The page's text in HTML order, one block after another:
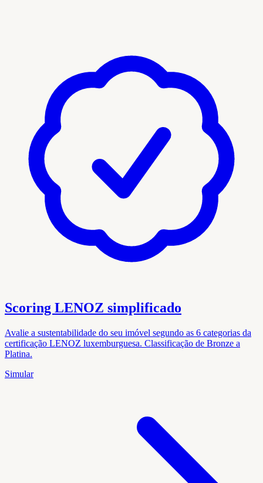
Scoring LENOZ simplificado
Avalie a sustentabilidade do seu imóvel segundo as 6 categorias da
certificação LENOZ luxemburguesa. Classificação de Bronze a
Platina.
Simular